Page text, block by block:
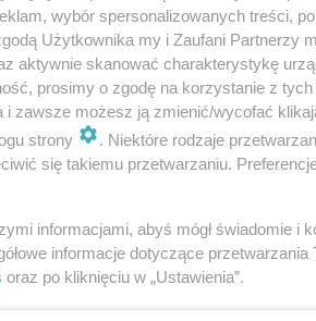
zachować dobrą kondycję
i autorów książki
żywego organizmu, nasz
wybór spersonalizowanych treści,
Użytkownika my i Zaufani Partnerzy
aktywnie skanować charakterystykę
prosimy o zgodę na korzystanie z tych
i zawsze możesz ją zmienić/wycofać
strony
. Niektóre rodzaje
się takiemu przetwarzaniu.
informacjami, abyś mógł świadomie i
informacje dotyczące
oraz po kliknięciu w „Ustawienia”.